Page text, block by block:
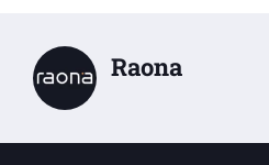
Raona